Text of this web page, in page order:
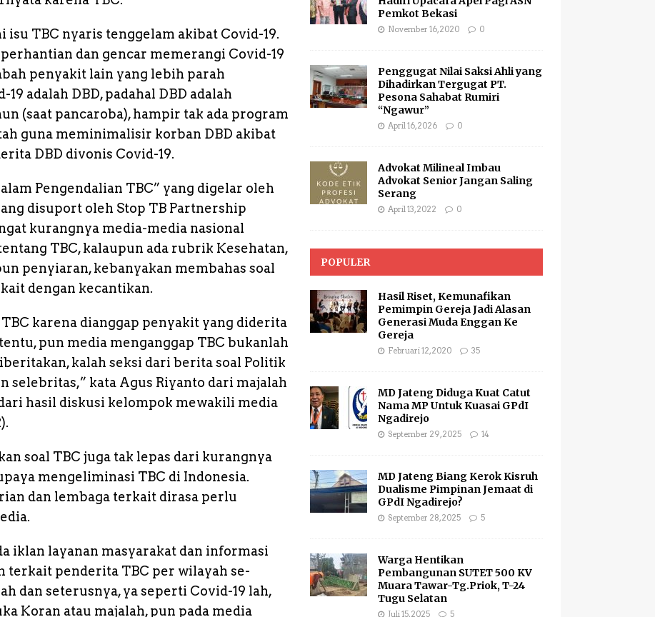
TBC nyaris tenggelam akibat Covid-19.
dan gencar memerangi Covid-19
penyakit lain yang lebih parah
adalah DBD, padahal DBD adalah
(saat pancaroba), hampir tak ada program
guna meminimalisir korban DBD akibat
DBD divonis Covid-19.
Pengendalian TBC” yang digelar oleh
disuport oleh Stop TB Partnership
kurangnya media-media nasional
TBC, kalaupun ada rubrik Kesehatan,
penyiaran, kebanyakan membahas soal
dengan kecantikan.
karena dianggap penyakit yang diderita
pun media menganggap TBC bukanlah
kalah seksi dari berita soal Politik
selebritas,” kata Agus Riyanto dari majalah
hasil diskusi kelompok mewakili media
soal TBC juga tak lepas dari kurangnya
mengeliminasi TBC di Indonesia.
dan lembaga terkait dirasa perlu
iklan layanan masyarakat dan informasi
terkait penderita TBC per wilayah se-
dan seterusnya, ya seperti Covid-19 lah,
Koran atau majalah, pun pada media
Pemkot Bekasi
November 16, 2020 0
Penggugat Nilai Saksi Ahli yang
Dihadirkan Tergugat PT.
Pesona Sahabat Rumiri
“Ngawur”
April 16, 2026 0
Advokat Milineal Imbau
Advokat Senior Jangan Saling
Serang
April 13, 2022 0
POPULER
Hasil Riset, Kemunafikan
Pemimpin Gereja Jadi Alasan
Generasi Muda Enggan Ke
Gereja
Februari 12, 2020 35
MD Jateng Diduga Kuat Catut
Nama MP Untuk Kuasai GPdI
Ngadirejo
September 29, 2025 14
MD Jateng Biang Kerok Kisruh
Dualisme Pimpinan Jemaat di
GPdI Ngadirejo?
September 28, 2025 5
Warga Hentikan
Pembangunan SUTET 500 KV
Muara Tawar-Tg.Priok, T-24
Tugu Selatan
Juli 15, 2025 5